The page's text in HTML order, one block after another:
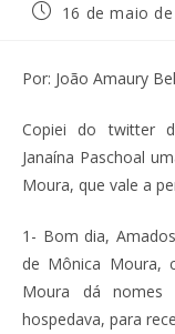
16 de maio
Por: João Amaury
Copiei do twitter
Janaína Paschoal
Moura, que vale a
1- Bom dia,
de Mônica Moura,
Moura dá
hospedava, para